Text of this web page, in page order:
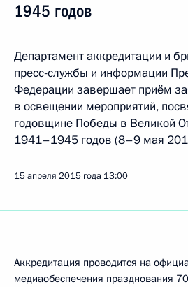
1945 годов
Департамент аккредитации и
пресс-службы и информации
Федерации завершает приём
в освещении мероприятий,
годовщине Победы в Великой
1941–1945 годов (8–9 мая
15 апреля 2015 года 13:00
Аккредитация проводится на
медиаобеспечения празднования